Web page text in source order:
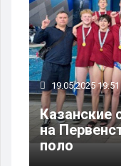
19.05.2025 19:51
Казанские
на
поло